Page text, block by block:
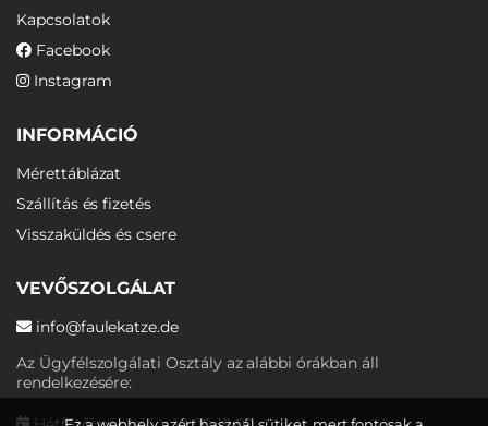
Kapcsolatok
Facebook
Instagram
INFORMÁCIÓ
Mérettáblázat
Szállítás és fizetés
Visszaküldés és csere
VEVŐSZOLGÁLAT
info@faulekatze.de
Az Ügyfélszolgálati Osztály az alábbi órákban áll
rendelkezésére: